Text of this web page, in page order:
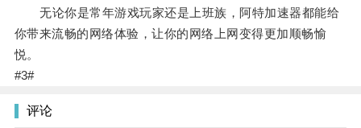
无论你是常年游戏玩家还是上班族，阿特加速器都能给
你带来流畅的网络体验，让你的网络上网变得更加顺畅愉
悦。
#3#
评论